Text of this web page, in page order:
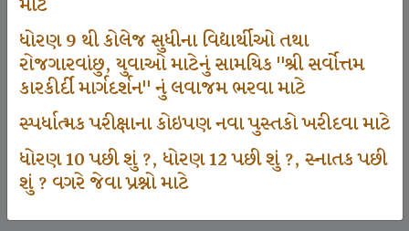
માટે
ધોરણ 9 થી કોલેજ સુધીના વિદ્યાર્થીઓ તથા
રોજગારવાંછુ, યુવાઓ માટેનું સામયિક "શ્રી સર્વોત્તમ
કારકીર્દી માર્ગદર્શન" નું લવાજમ ભરવા માટે
સ્પર્ધાત્મક પરીક્ષાના કોઇપણ નવા પુસ્તકો ખરીદવા માટે
ધોરણ 10 પછી શું ?, ધોરણ 12 પછી શું ?, સ્નાતક પછી
શું ? વગરે જેવા પ્રશ્નો માટે
Participate School In GKIQ
125000